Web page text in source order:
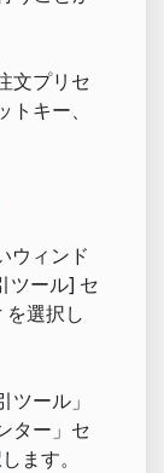
文プリセ
キー、
ウィンド
ツール] セ
選択し
ール」
ター」セ
ます。